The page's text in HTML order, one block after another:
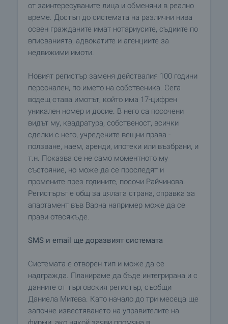
от заинтересуваните лица и обменяни в реално
време. Достъп до системата на различни нива
освен гражданите имат нотариусите, съдиите по
вписванията, адвокатите и агенциите за
недвижими имоти.
Новият регистър заменя действалия 100 години
персонален, по името на собственика. Сега
водещ става имотът, който има 17-цифрен
уникален номер и досие. В него са посочени
видът му, квадратура, собственост, всички
сделки с него, учредените вещни права -
ползване, наем, аренди, ипотеки или възбрани, и
т.н. Показва се не само моментното му
състояние, но може да се проследят и
промените през годините, посочи Райчинова.
Регистърът е общ за цялата страна, справка за
апартамент във Варна например може да се
прави отвсякъде.
SMS и email ще доразвият системата
Системата е отворен тип и може да се
надгражда. Планираме да бъде интегрирана и с
данните от търговския регистър, съобщи
Даниела Митева. Като начало до три месеца ще
започне известяването на управителите на